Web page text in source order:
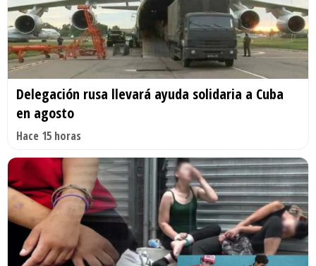
Delegación rusa llevará ayuda solidaria a Cuba
en agosto
Hace 15 horas